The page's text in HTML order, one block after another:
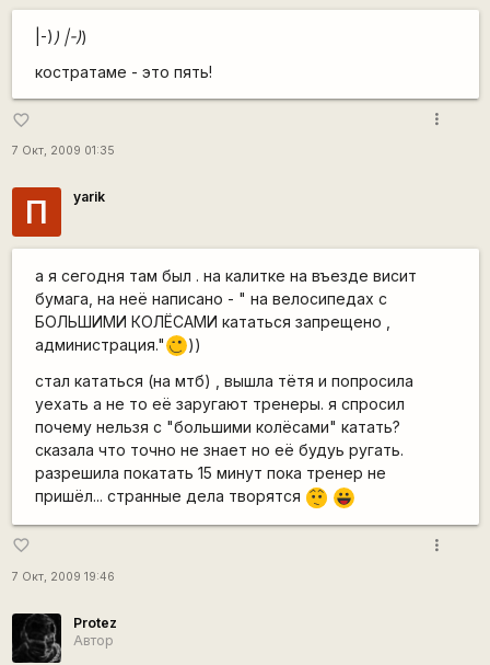
|-)) |-))
костратаме - это пять!
favorite_border
7 Окт, 2009 01:35
more_vert
П yarik
а я сегодня там был . на калитке на въезде висит
бумага, на неё написано - " на велосипедах с
БОЛЬШИМИ КОЛЁСАМИ кататься запрещено ,
администрация." ;) ))
стал кататься (на мтб) , вышла тётя и попросила
уехать а не то её заругают тренеры. я спросил
почему нельзя с "большими колёсами" катать?
сказала что точно не знает но её будуь ругать.
разрешила покатать 15 минут пока тренер не
пришёл... странные дела творятся :-/ |-))
favorite_border
7 Окт, 2009 19:46
more_vert
Protez
Автор